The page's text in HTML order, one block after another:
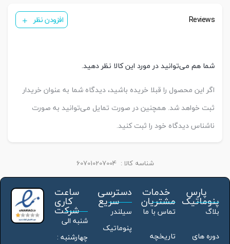
Reviews افزودن نظر
شما هم می‌توانید در مورد این کالا نظر دهید.
اگر این محصول را قبلا خریده باشید، دیدگاه شما به عنوان خریدار
ثبت خواهد شد. همچنین در صورت تمایل می‌توانید به صورت
ناشناس دیدگاه خود را ثبت کنید.
شناسه کالا : 607010207004
پارس
پنوماتیک
بلاگ
دوره های
خدمات
مشتریان
تماس با ما
تاریخچه
دسترسی
سریع
سیلندر
پنوماتیک
ساعت
کاری
شرکت
شنبه الی
چهارشنبه :